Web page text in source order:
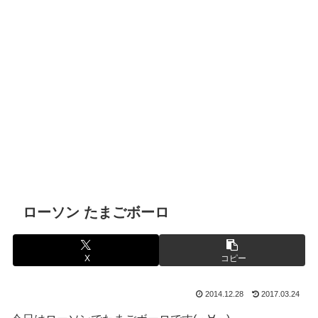
ローソン たまごボーロ
X コピー
2014.12.28 2017.03.24